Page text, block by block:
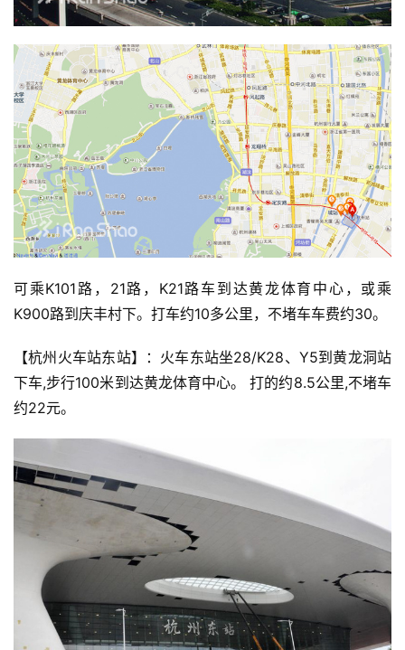
可乘K101路，21路，K21路车到达黄龙体育中心，或乘
K900路到庆丰村下。打车约10多公里，不堵车车费约30。
【杭州火车站东站】：火车东站坐28/K28、Y5到黄龙洞站
下车,步行100米到达黄龙体育中心。 打的约8.5公里,不堵车
约22元。